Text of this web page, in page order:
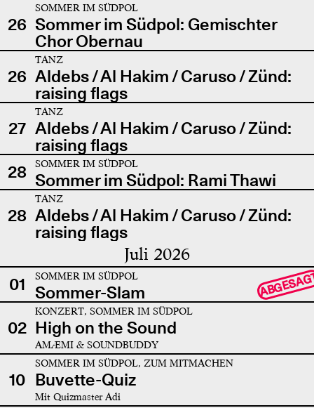
26
SOMMER IM SÜDPOL
Sommer im Südpol: Gemischter
Chor Obernau
26
TANZ
Aldebs / Al Hakim / Caruso / Zünd:
raising flags
27
TANZ
Aldebs / Al Hakim / Caruso / Zünd:
raising flags
28
SOMMER IM SÜDPOL
Sommer im Südpol: Rami Thawi
28
TANZ
Aldebs / Al Hakim / Caruso / Zünd:
raising flags
Juli 2026
01 SOMMER IM SÜDPOL
Sommer-Slam
02
KONZERT, SOMMER IM SÜDPOL
High on the Sound
AMÆMI & SOUNDBUDDY
10
SOMMER IM SÜDPOL, ZUM MITMACHEN
Buvette-Quiz
Mit Quizmaster Adi